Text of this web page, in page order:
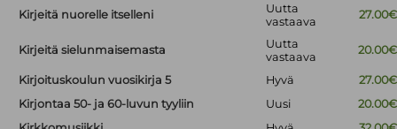
Kirjeitä nuorelle itselleni
Uutta
vastaava
27.00€
Kirjeitä sielunmaisemasta
Uutta
vastaava
20.00€
Kirjoituskoulun vuosikirja 5 Hyvä
27.00€
Kirjontaa 50- ja 60-luvun tyyliin
Uusi
20.00€